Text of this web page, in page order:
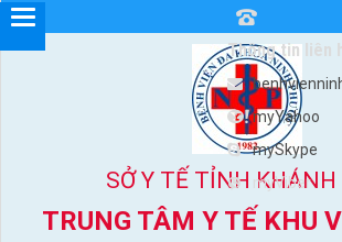
SỞ Y TẾ TỈNH KHÁNH
TRUNG TÂM Y TẾ KHU
Thông tin liên
myYahoo
mySkype
myViber